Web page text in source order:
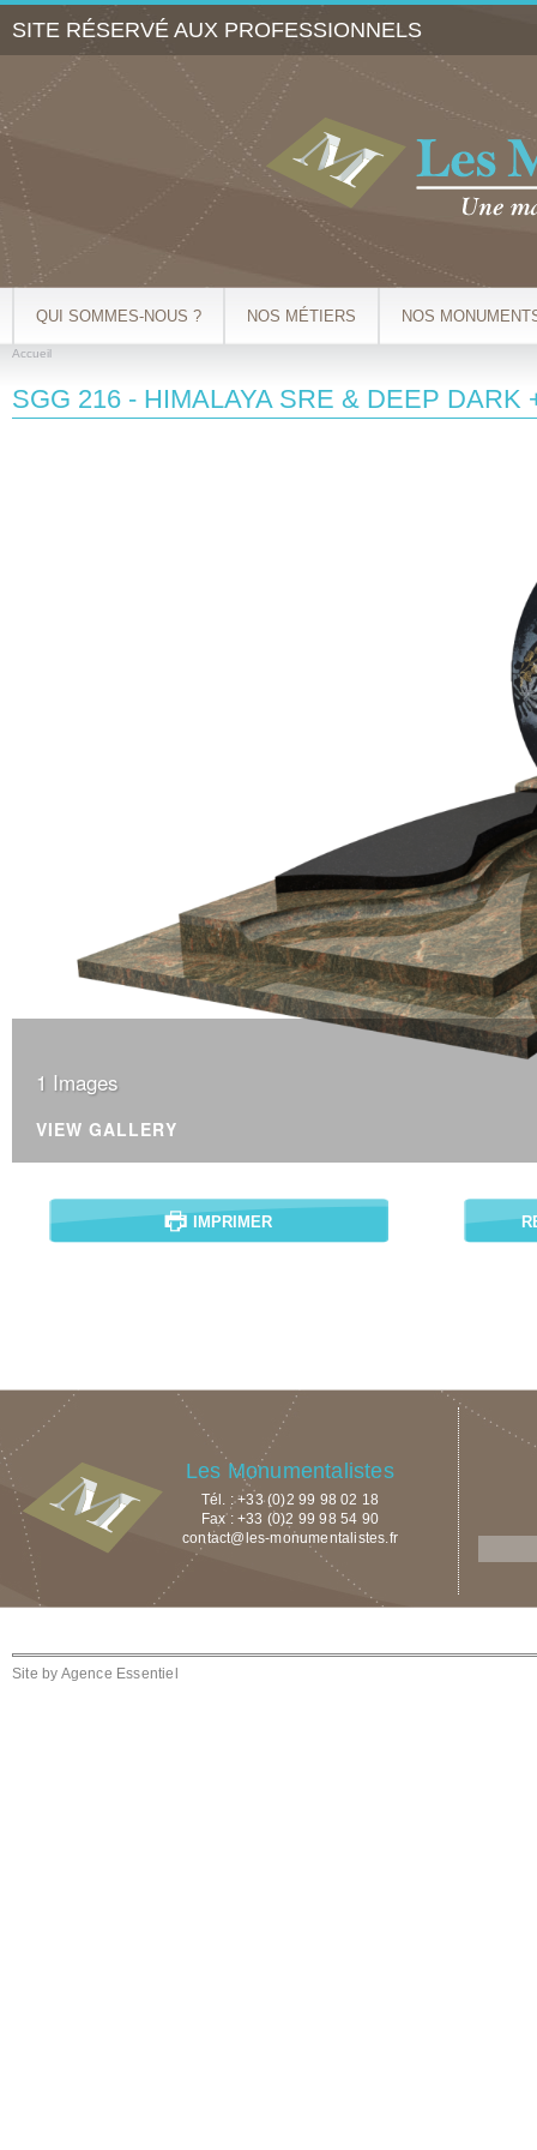
SITE RÉSERVÉ AUX PROFESSIONNELS
QUI SOMMES-NOUS ? NOS MÉTIERS NOS
Accueil
SGG 216 - HIMALAYA SRE & DEEP DARK
1 Images
VIEW GALLERY
IMPRIMER
Les Monumentalistes
Tél. : +33 (0)2 99 98 02 18
Fax : +33 (0)2 99 98 54 90
contact@les-monumentalistes.fr
Site by Agence Essentiel